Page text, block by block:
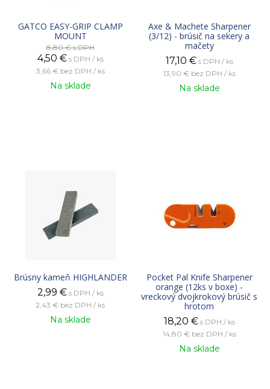
GATCO EASY-GRIP CLAMP
MOUNT
8,80 €s DPH
4,50 € s DPH / ks
3,66 € bez DPH / ks
Na sklade
Axe & Machete Sharpener
(3/12) - brúsič na sekery a
mačety
17,10 € s DPH / ks
13,90 € bez DPH / ks
Na sklade
Brúsny kameň HIGHLANDER
2,99 € s DPH / ks
2,43 € bez DPH / ks
Na sklade
Pocket Pal Knife Sharpener
orange (12ks v boxe) -
vreckový dvojkrokový brúsič s
hrotom
18,20 € s DPH / ks
14,80 € bez DPH / ks
Na sklade